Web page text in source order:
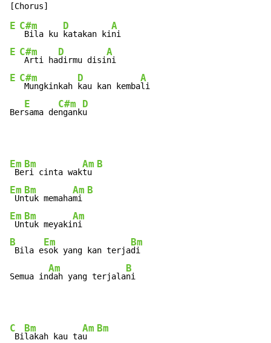
E C#m
Bila ku
D
katakan ki
A
E C#m
Arti ha
D
dirmu disi
A
E C#m
Mungkinkah
D
kau kan kemba
A
li
Ber
E
sama de
C#m
ngank
D
u
Em
Be
Bm
ri cinta wak
Am
tu
B
Em
Un
Bm
tuk memaha
Am
mi
B
Em
Un
Bm
tuk meyaki
Am
B
Bila e
Em
sok yang kan terja
Bm
di
Semua in
Am
dah yang terjala
B
ni
C
Bi
Bm
lakah kau ta
Am
u
Bm